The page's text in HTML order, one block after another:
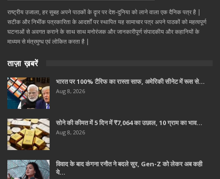
राष्ट्रीय उजाला, हर सुबह अपने पाठकों के दॄार पर देश-दुनिया को लाने वाला एक दैनिक पत्र है |
सटीक और निभींक पत्रकारिता के आदर्शों पर स्थापित यह सामाचार पत्र अपने पाठकों को महत्वपूर्ण
घटनाओं से अवगत कराने के साथ साथ मनोरंजक और जानकारीपूर्ण संपादकीय और कहानियों के
माध्यम से मंत्रमुग्ध एवं लोकित करता है |
ताज़ा ख़बरें
भारत पर 100% टैरिफ का रास्ता साफ, अमेरिकी सीनेट में रूस से…
Aug 8, 2026
सोने की कीमत में 5 दिन में ₹7,064 का उछाल, 10 ग्राम का भाव…
Aug 8, 2026
विवाद के बाद कंगना रनौत ने बदले सुर, Gen-Z को लेकर अब कही
ये…